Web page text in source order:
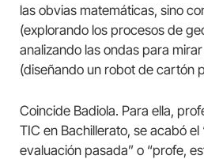
las obvias matemáticas, sino
(explorando los procesos de
analizando las ondas para
(diseñando un robot de cartón
Coincide Badiola. Para ella,
TIC en Bachillerato, se acabó el
evaluación pasada” o “profe,